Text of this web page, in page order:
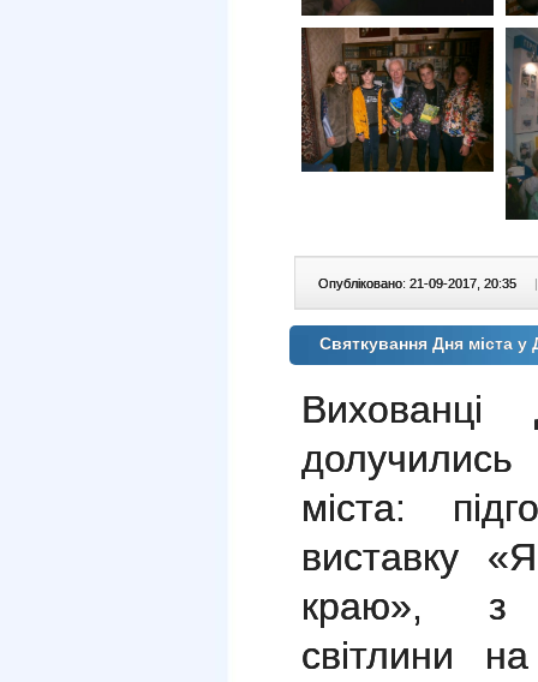
Опубліковано: 21-09-2017, 20:35 |
Святкування Дня міста
міста:
виставку
краю», з
світлини